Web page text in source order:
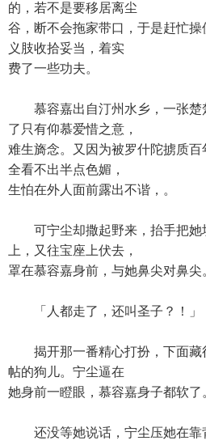
的，若不是要移居离尘
谷，断不会拖家带口，于是赶忙
义肢收拾妥当，着实
费了一些功夫。
慕容嘉出自汀州水乡，一张楚
了只有仰慕爱惜之意，
难生旖念。又因为被罗什陀掳质
全看不出半点色媚，
生怕在外人面前露出不谐，。
可宁尘却撒起野来，抬手把她
上，又往宝座上伏去，
罩在慕容嘉身前，与她鼻尖对鼻尖
「人都走了，还叫圣子？！」
揭开那一番精心打扮，下面藏
帖的狗儿。宁尘逼在
她身前一瞪眼，慕容嘉身子都软了
还没等她说话，宁尘压她在靠